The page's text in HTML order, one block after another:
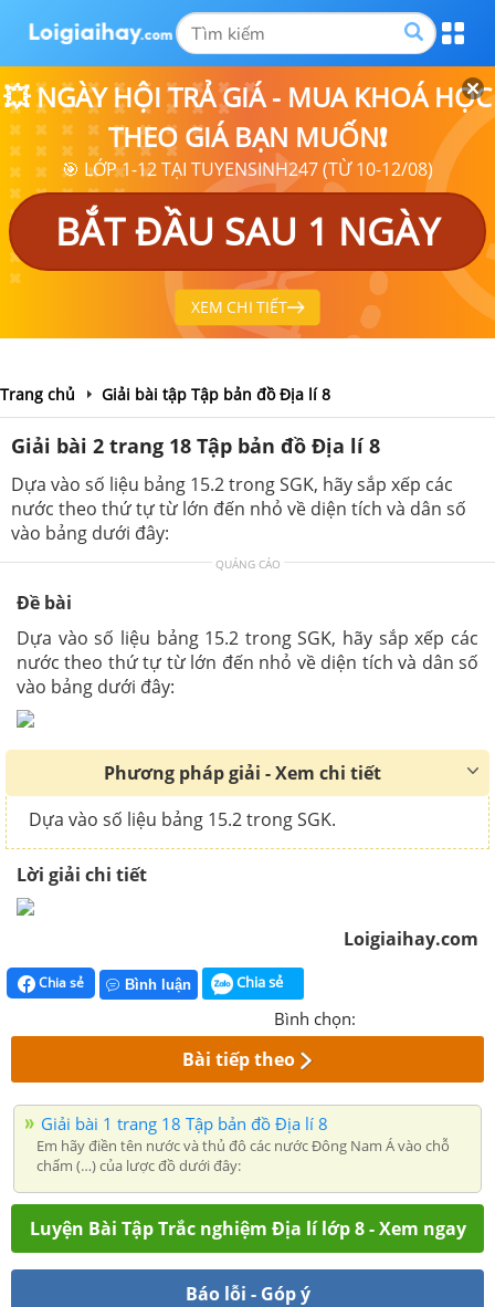
💥 NGÀY HỘI TRẢ GIÁ - MUA KHOÁ HỌC
THEO GIÁ BẠN MUỐN❗
🎯 LỚP 1-12 TẠI TUYENSINH247 (TỪ 10-12/08)
BẮT ĐẦU SAU 1 NGÀY
XEM CHI TIẾT
Trang chủ Giải bài tập Tập bản đồ Địa lí 8
Giải bài 2 trang 18 Tập bản đồ Địa lí 8
Dựa vào số liệu bảng 15.2 trong SGK, hãy sắp xếp các
nước theo thứ tự từ lớn đến nhỏ về diện tích và dân số
vào bảng dưới đây:
QUẢNG CÁO
Đề bài
Dựa vào số liệu bảng 15.2 trong SGK, hãy sắp xếp các
nước theo thứ tự từ lớn đến nhỏ về diện tích và dân số
vào bảng dưới đây:
Phương pháp giải - Xem chi tiết
Dựa vào số liệu bảng 15.2 trong SGK.
Lời giải chi tiết
Loigiaihay.com
Chia sẻ Bình luận Chia sẻ
Bình chọn:
Bài tiếp theo
Giải bài 1 trang 18 Tập bản đồ Địa lí 8
Em hãy điền tên nước và thủ đô các nước Đông Nam Á vào chỗ
chấm (…) của lược đồ dưới đây:
Luyện Bài Tập Trắc nghiệm Địa lí lớp 8 - Xem ngay
Báo lỗi - Góp ý